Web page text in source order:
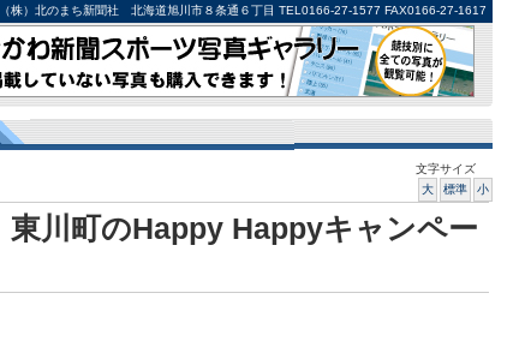
（株）北のまち新聞社 北海道旭川市８条通６丁目 TEL0166-27-1577 FAX0166-27-1617
文字サイズ
大
標準 小
川町のHappy Happyキャンペー